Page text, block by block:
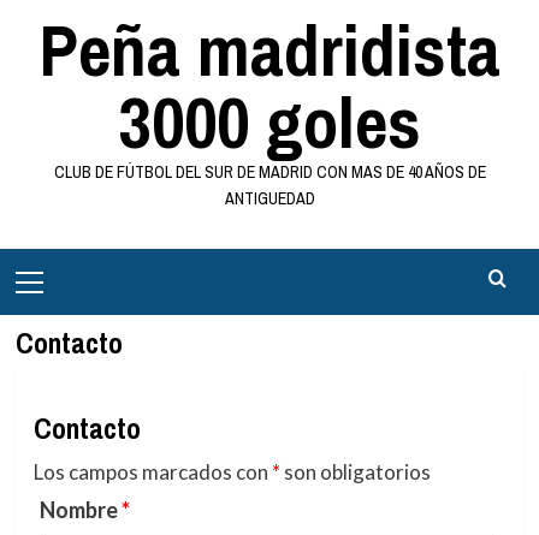
Peña madridista
3000 goles
CLUB DE FÚTBOL DEL SUR DE MADRID CON MAS DE 40 AÑOS DE
ANTIGUEDAD
principal
Contacto
Contacto
Los campos marcados con * son obligatorios
Nombre*